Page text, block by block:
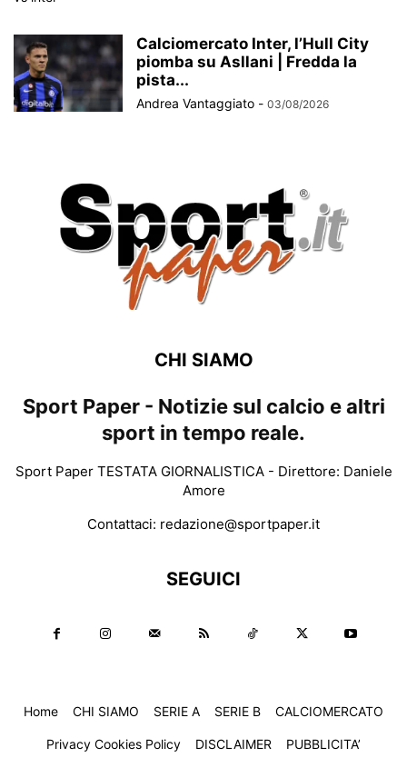
Calciomercato Inter, l’Hull City
piomba su Asllani | Fredda la
pista...
Andrea Vantaggiato - 03/08/2026
CHI SIAMO
Sport Paper - Notizie sul calcio e altri
sport in tempo reale.
Sport Paper TESTATA GIORNALISTICA - Direttore: Daniele
Amore
Contattaci: redazione@sportpaper.it
SEGUICI
Home CHI SIAMO SERIE A SERIE B CALCIOMERCATO
Privacy Cookies Policy DISCLAIMER PUBBLICITA’